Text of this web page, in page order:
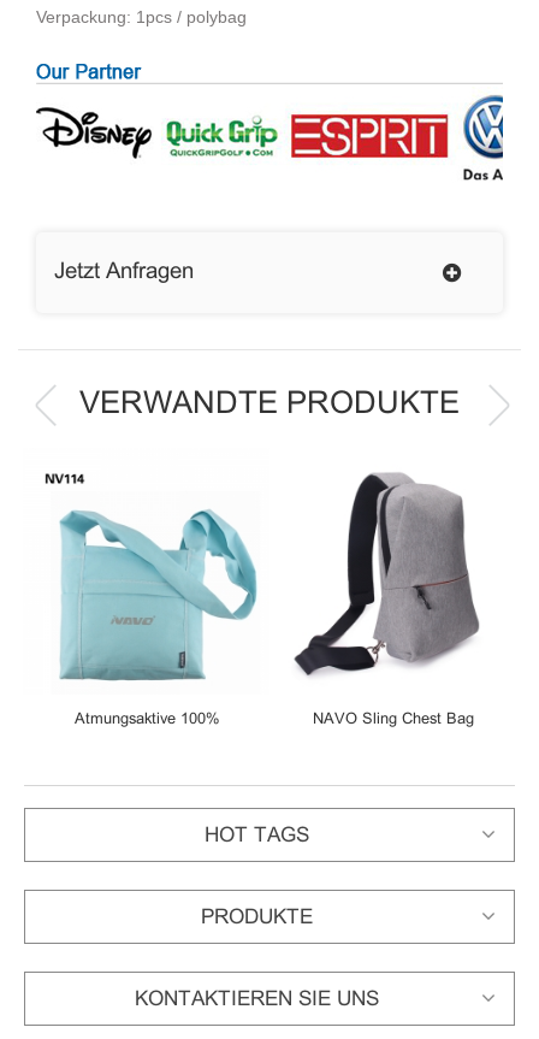
Verpackung: 1pcs / polybag
Jetzt Anfragen
VERWANDTE PRODUKTE
Atmungsaktive 100%
NAVO Sling Chest Bag
HOT TAGS
PRODUKTE
KONTAKTIEREN SIE UNS